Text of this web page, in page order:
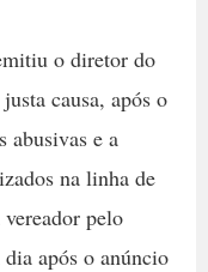
o diretor do
causa, após o
abusivas e a
na linha de
pelo
após o anúncio